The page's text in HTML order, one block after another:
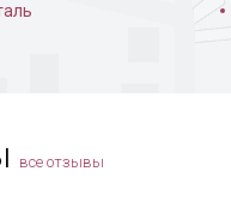
все отзывы